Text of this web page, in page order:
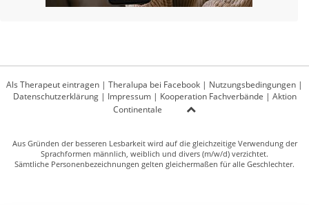
Als Therapeut eintragen | Theralupa bei Facebook | Nutzungsbedingungen |
Datenschutzerklärung| Impressum| Kooperation Fachverbände | Aktion
Continentale
Aus Gründen der besseren Lesbarkeit wird auf die gleichzeitige Verwendung der
Sprachformen männlich, weiblich und divers (m/w/d) verzichtet.
Sämtliche Personenbezeichnungen gelten gleichermaßen für alle Geschlechter.